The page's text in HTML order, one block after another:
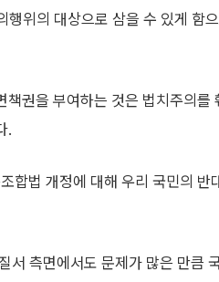
위의 대상으로 삼을 수 있게 함
권을 부여하는 것은 법치주의를
.
합법 개정에 대해 우리 국민의
서 측면에서도 문제가 많은 만큼